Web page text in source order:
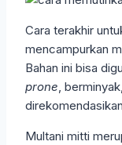
Cara terakhir
mencampurkan
Bahan ini bisa
prone,
Multani mitti